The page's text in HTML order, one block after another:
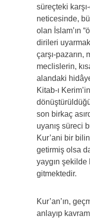
süreçteki
neticesinde,
olan İslam’ın
dirileri
çarşı-pazarın,
meclislerin,
alandaki
Kitab-ı
son birkaç
uyanış süreci
Kur’ani bir
getirmiş olsa
yaygın
gitmektedir.
Kur’an’ın,
anlayıp